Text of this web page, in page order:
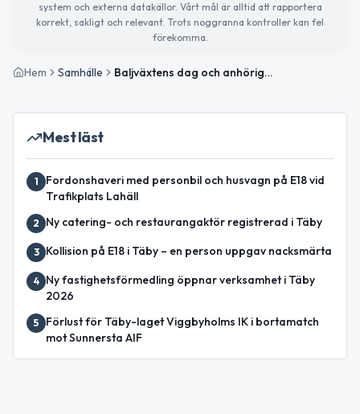
system och externa datakällor. Vårt mål är alltid att rapportera
korrekt, sakligt och relevant. Trots noggranna kontroller kan fel
förekomma.
Hem Samhälle Baljväxtens dag och anhörigkafé i Täby – Dagens väder och viktiga evenemang
Mest läst
1
Fordonshaveri med personbil och husvagn på E18 vid
Trafikplats Lahäll
2 Ny catering- och restaurangaktör registrerad i Täby
3 Kollision på E18 i Täby – en person uppgav nacksmärta
4
Ny fastighetsförmedling öppnar verksamhet i Täby
2026
5
Förlust för Täby-laget Viggbyholms IK i bortamatch
mot Sunnersta AIF